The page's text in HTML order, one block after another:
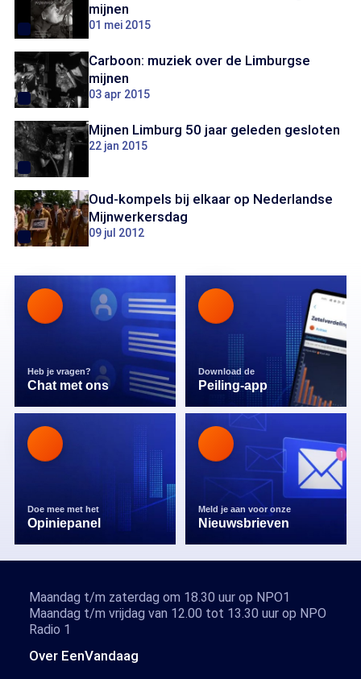
mijnen
01 mei 2015
Carboon: muziek over de Limburgse
mijnen
03 apr 2015
Mijnen Limburg 50 jaar geleden gesloten
22 jan 2015
Oud-kompels bij elkaar op Nederlandse
Mijnwerkersdag
09 jul 2012
Heb je vragen?
Chat met ons
Download de
Peiling-app
Doe mee met het
Opiniepanel
Meld je aan voor onze
Nieuwsbrieven
Over EenVandaag
Maandag t/m zaterdag om 18.30 uur op NPO1
Maandag t/m vrijdag van 12.00 tot 13.30 uur op NPO
Radio 1